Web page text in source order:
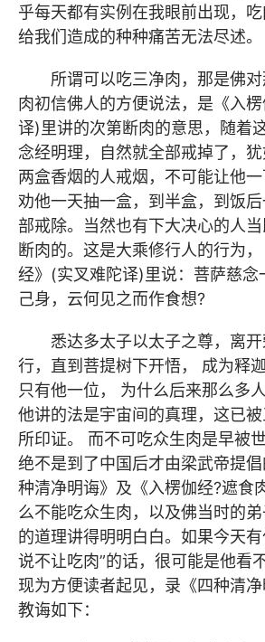
乎每天都有实例在我眼前出现，吃
给我们造成的种种痛苦无法尽述。
所谓可以吃三净肉，那是佛对
肉初信佛人的方便说法，是《入
译)里讲的次第断肉的意思，随着
念经明理，自然就全部戒掉了，
两盒香烟的人戒烟，不可能让他
劝他一天抽一盒，到半盒，到饭
部戒除。当然也有下大决心的人当
断肉的。这是大乘修行人的行为
经》(实叉难陀译)里说：菩萨慈念
己身，云何见之而作食想?
悉达多太子以太子之尊，离开
行，直到菩提树下开悟， 成为释
只有他一位， 为什么后来那么多
他讲的法是宇宙间的真理，这已
所印证。 而不可吃众生肉是早被
绝不是到了中国后才由梁武帝提
种清净明诲》及《入楞伽经?遮食
么不能吃众生肉，以及佛当时的
的道理讲得明明白白。如果今天
说不让吃肉”的话，很可能是他看
现为方便读者起见，录《四种清
教诲如下：